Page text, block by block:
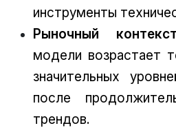
инструменты
Рыночный контекст
модели возрастает
значительных
после
трендов.